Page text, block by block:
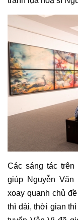
Các sáng tác
giúp Nguyễn
xoay quanh chủ đề
thì dài, thời gian